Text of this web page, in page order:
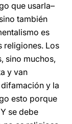
que usarla–
también
es
religiones. Los
sino muchos,
y van
y la
esto porque
se debe